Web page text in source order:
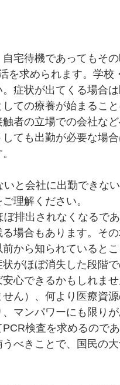
宅待機であってもそ
を求められます。学
症状が出てくる場合
ての療養が始まること
者の立場での会社など
ても出勤が必要な場
いと会社に出勤できな
理解ください。
ぼ排出されなくなるで
場合もあります。そ
から知られているとこ
がほぼ消失した段階
心できるかもしれま
ん）、何より医療資源
マンパワーにも限りが
検査を求めるので
べきことで、国民の